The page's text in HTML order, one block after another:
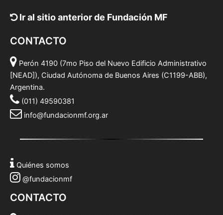
Ir al sitio anterior de Fundación MF
CONTACTO
Perón 4190 (7mo Piso del Nuevo Edificio Administrativo
[NEAD]), Ciudad Autónoma de Buenos Aires (C1199-ABB),
Argentina.
(011) 49590381
info@fundacionmf.org.ar
Quiénes somos
@fundacionmf
CONTACTO